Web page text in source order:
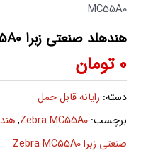
MC55A0
هندهلد صنعتی زبرا Zebra MC55A0
0 تومان
دسته: رایانه قابل حمل
برچسب: Zebra MC55A0
,
صنعتی زبرا Zebra MC55A0